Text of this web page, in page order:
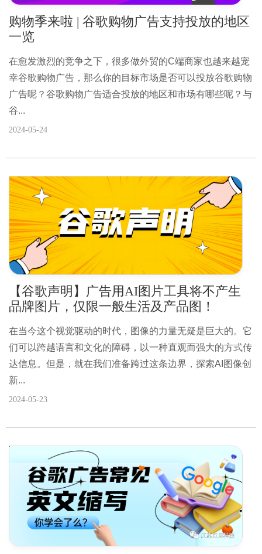
购物季来啦 | 谷歌购物广告支持投放的地区
一览
在愈发激烈的竞争之下，很多做外贸的C端商家也越来越宠
幸谷歌购物广告，那么你的目标市场是否可以投放谷歌购物
广告呢？谷歌购物广告适合投放的地区和市场有哪些呢？与
谷...
2024-05-24
【谷歌声明】广告用AI图片工具将不产生
品牌图片，仅限一般生活及产品图！
在当今这个视觉驱动的时代，图像的力量无疑是巨大的。它
们可以跨越语言和文化的障碍，以一种直观而强大的方式传
达信息。但是，就在我们准备跨过这条边界，探索AI图像创
新...
2024-05-23